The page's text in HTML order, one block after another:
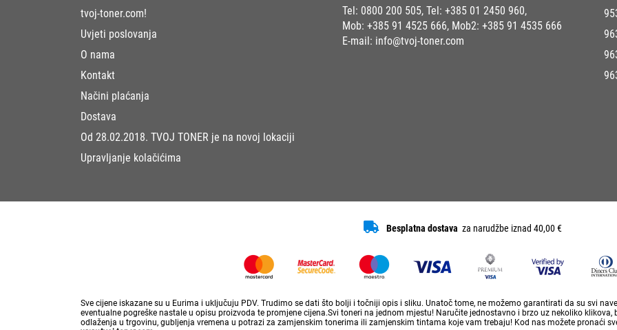
tvoj-toner.com!
Uvjeti poslovanja
O nama
Kontakt
Načini plaćanja
Dostava
Od 28.02.2018. TVOJ TONER je na novoj lokaciji
Upravljanje kolačićima
Tel: 0800 200 505, Tel: +385 01 2450 960,
Mob: +385 91 4525 666, Mob2: +385 91 4535 666
E-mail: info@tvoj-toner.com
Besplatna dostava za narudžbe iznad 40,00 €
Sve cijene iskazane su u Eurima i uključuju PDV. Trudimo se dati što bolji i točniji opis i sliku. Unatoč tome, ne možemo garantirati da su svi
eventualne pogreške nastale u opisu proizvoda te promjene cijena.Svi toneri na jednom mjestu! Naručite jednostavno i brzo uz nekoliko
odlaženja u trgovinu, gubljenja vremena u potrazi za zamjenskim tonerima ili zamjenskim tintama koje vam trebaju! Kod nas možete pronaći